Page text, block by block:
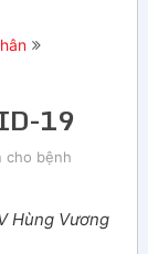
19
cho bệnh
Hùng Vương